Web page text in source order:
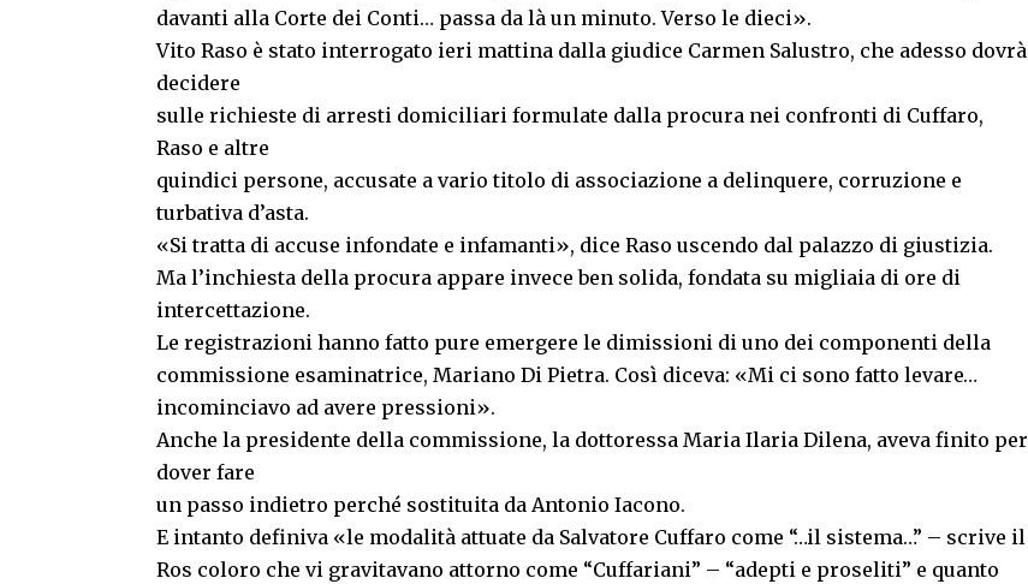
davanti alla Corte dei Conti… passa da là un minuto. Verso le dieci».
Vito Raso è stato interrogato ieri mattina dalla giudice Carmen Salustro, che adesso dovrà
decidere
sulle richieste di arresti domiciliari formulate dalla procura nei confronti di Cuffaro,
Raso e altre
quindici persone, accusate a vario titolo di associazione a delinquere, corruzione e
turbativa d’asta.
«Si tratta di accuse infondate e infamanti», dice Raso uscendo dal palazzo di giustizia.
Ma l’inchiesta della procura appare invece ben solida, fondata su migliaia di ore di
intercettazione.
Le registrazioni hanno fatto pure emergere le dimissioni di uno dei componenti della
commissione esaminatrice, Mariano Di Pietra. Così diceva: «Mi ci sono fatto levare…
incominciavo ad avere pressioni».
Anche la presidente della commissione, la dottoressa Maria Ilaria Dilena, aveva finito per
dover fare
un passo indietro perché sostituita da Antonio Iacono.
E intanto definiva «le modalità attuate da Salvatore Cuffaro come “…il sistema…” – scrive il
Ros coloro che vi gravitavano attorno come “Cuffariani” – “adepti e proseliti” e quanto